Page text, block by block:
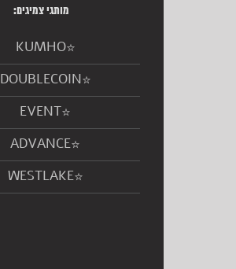
מותגי צמיגים:
KUMHO
DOUBLECOIN
EVENT
ADVANCE
WESTLAKE